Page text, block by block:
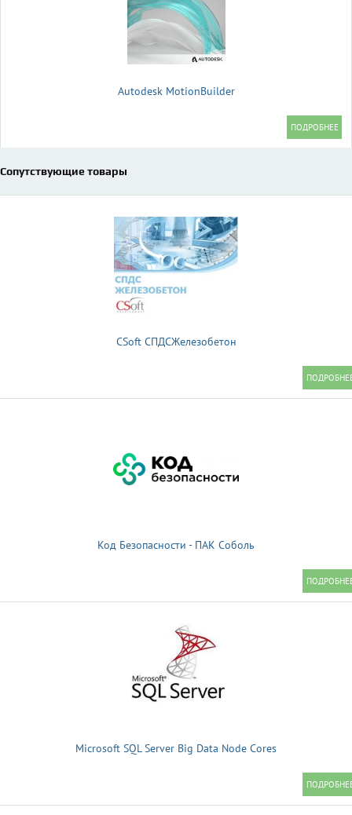
Autodesk MotionBuilder
Сопутствующие товары
CSoft СПДСЖелезобетон
Код Безопасности - ПАК Соболь
Microsoft SQL Server Big Data Node Cores